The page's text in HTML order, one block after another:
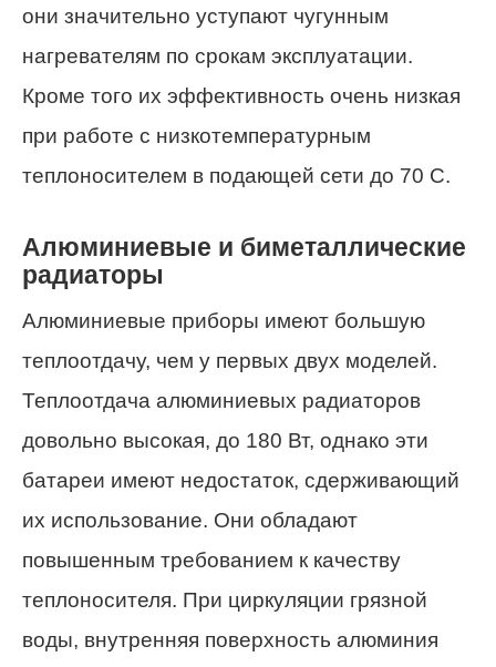
они значительно уступают чугунным
нагревателям по срокам эксплуатации.
Кроме того их эффективность очень низкая
при работе с низкотемпературным
теплоносителем в подающей сети до 70 С.
Алюминиевые и биметаллические
радиаторы
Алюминиевые приборы имеют большую
теплоотдачу, чем у первых двух моделей.
Теплоотдача алюминиевых радиаторов
довольно высокая, до 180 Вт, однако эти
батареи имеют недостаток, сдерживающий
их использование. Они обладают
повышенным требованием к качеству
теплоносителя. При циркуляции грязной
воды, внутренняя поверхность алюминия